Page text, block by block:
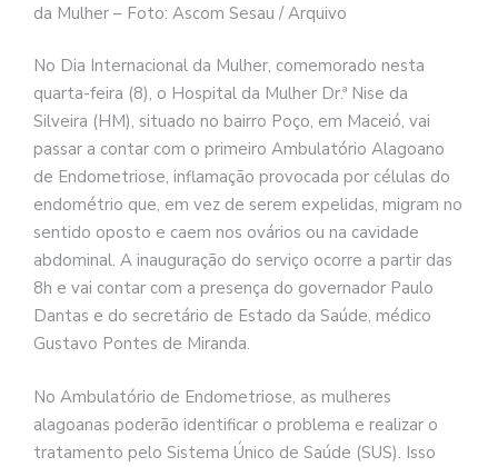
da Mulher – Foto: Ascom Sesau / Arquivo
No Dia Internacional da Mulher, comemorado nesta
quarta-feira (8), o Hospital da Mulher Dr.ª Nise da
Silveira (HM), situado no bairro Poço, em Maceió, vai
passar a contar com o primeiro Ambulatório Alagoano
de Endometriose, inflamação provocada por células do
endométrio que, em vez de serem expelidas, migram no
sentido oposto e caem nos ovários ou na cavidade
abdominal. A inauguração do serviço ocorre a partir das
8h e vai contar com a presença do governador Paulo
Dantas e do secretário de Estado da Saúde, médico
Gustavo Pontes de Miranda.
No Ambulatório de Endometriose, as mulheres
alagoanas poderão identificar o problema e realizar o
tratamento pelo Sistema Único de Saúde (SUS). Isso